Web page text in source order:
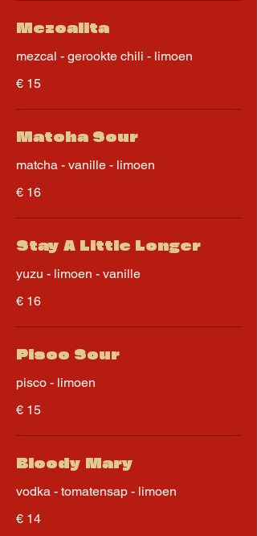
Mezcalita
mezcal - gerookte chili - limoen
€ 15
Matcha Sour
matcha - vanille - limoen
€ 16
Stay A Little Longer
yuzu - limoen - vanille
€ 16
Pisco Sour
pisco - limoen
€ 15
Bloody Mary
vodka - tomatensap - limoen
€ 14